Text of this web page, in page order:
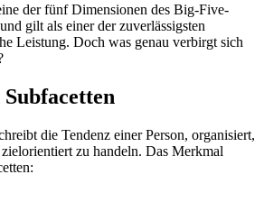
der fünf Dimensionen des Big-Five-
gilt als einer der zuverlässigsten
Leistung. Doch was genau verbirgt sich
die Tendenz einer Person, organisiert,
zu handeln. Das Merkmal